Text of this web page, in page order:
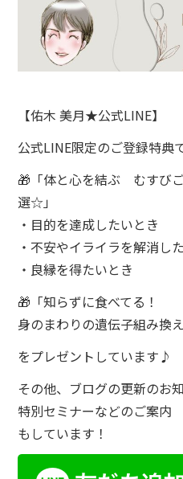
【佑木 美月★公式LINE】
公式LINE限定のご登録特典で
🎁「体と心を結ぶ むすび
選☆」
・目的を達成したいとき
・不安やイライラを解消し
・良縁を得たいとき
🎁「知らずに食べてる！
身のまわりの遺伝子組み換え
をプレゼントしています♪
その他、ブログの更新のお知
特別セミナーなどのご案内
もしています！